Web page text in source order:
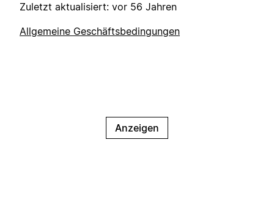
Zuletzt aktualisiert: vor 56 Jahren
Allgemeine Geschäftsbedingungen
Anzeigen